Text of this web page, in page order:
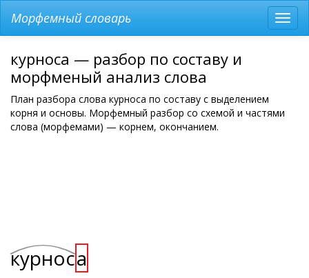
меню
Морфемный словарь
курноса — разбор по составу и
морфменый анализ слова
План разбора слова курноса по составу с выделением
корня и основы. Морфемный разбор со схемой и частями
слова (морфемами) — корнем, окончанием.
курноса